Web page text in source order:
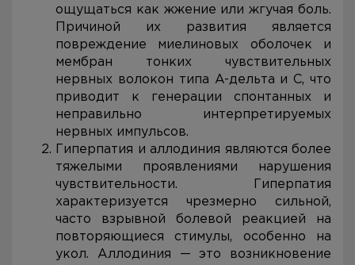
ощущаться как жжение или жгучая боль.
Причиной их развития является
повреждение миелиновых оболочек и
мембран тонких чувствительных
нервных волокон типа A-дельта и C, что
приводит к генерации спонтанных и
неправильно интерпретируемых
нервных импульсов.
Гиперпатия и аллодиния являются более
тяжелыми проявлениями нарушения
чувствительности. Гиперпатия
характеризуется чрезмерно сильной,
часто взрывной болевой реакцией на
повторяющиеся стимулы, особенно на
укол. Аллодиния — это возникновение